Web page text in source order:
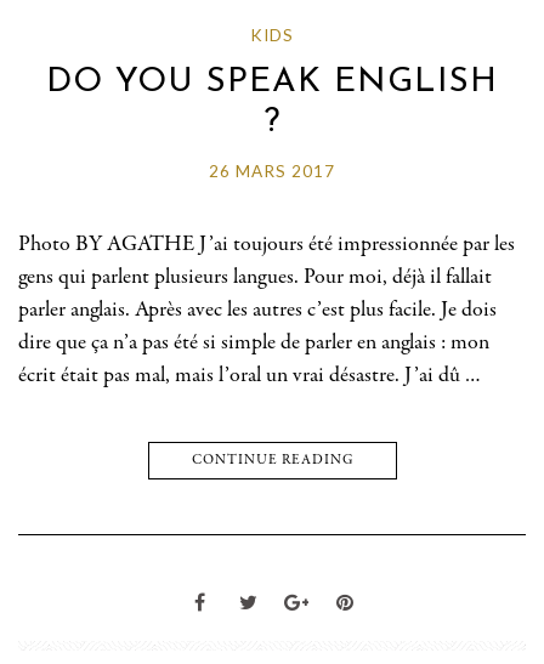
KIDS
DO YOU SPEAK ENGLISH
?
26 MARS 2017
Photo BY AGATHE J’ai toujours été impressionnée par les
gens qui parlent plusieurs langues. Pour moi, déjà il fallait
parler anglais. Après avec les autres c’est plus facile. Je dois
dire que ça n’a pas été si simple de parler en anglais : mon
écrit était pas mal, mais l’oral un vrai désastre. J’ai dû …
CONTINUE READING